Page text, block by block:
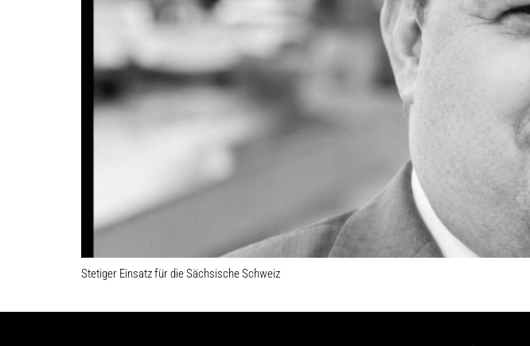
Stetiger Einsatz für die Sächsische Schweiz